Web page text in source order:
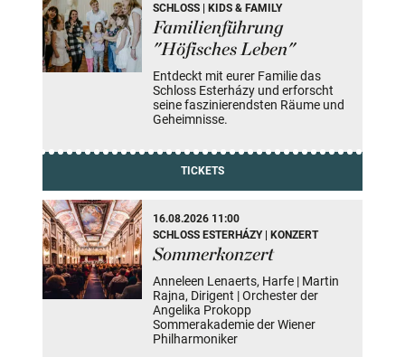
SCHLOSS | KIDS & FAMILY
Familienführung
"Höfisches Leben"
Entdeckt mit eurer Familie das
Schloss Esterházy und erforscht
seine faszinierendsten Räume und
Geheimnisse.
TICKETS
16.08.2026 11:00
SCHLOSS ESTERHÁZY | KONZERT
Sommerkonzert
Anneleen Lenaerts, Harfe | Martin
Rajna, Dirigent | Orchester der
Angelika Prokopp
Sommerakademie der Wiener
Philharmoniker